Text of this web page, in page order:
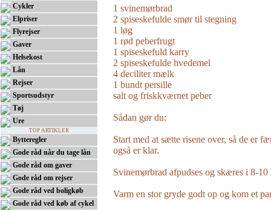
Cykler
Elpriser
Flyrejser
Gaver
Helsekost
Lån
Rejser
Sportsudstyr
Tøj
Ure
TOP ARTIKLER
Bytteregler
Gode råd når du tage lån
Gode råd om gaver
Gode råd om rejser
Gode råd ved boligkøb
Gode råd ved køb af cykel
1 svinemørbrad
2 spiseskefulde smør til stegning
1 løg
1 rød peberfrugt
1 spiseskefuld karry
2 spiseskefulde hvedemel
4 deciliter mælk
1 bundt persille
salt og friskkværnet peber
Sådan gør du:
Start med at sætte risene over, så de er
også er klar.
Svinemørbrad afpudses og skæres i 8-10
Varm en stor gryde godt op og kom et